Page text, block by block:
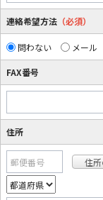
連絡希望方法 （必須）
問わない メール
FAX番号
住所
郵便番号